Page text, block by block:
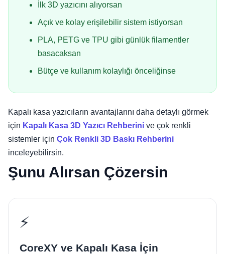
İlk 3D yazıcını alıyorsan
Açık ve kolay erişilebilir sistem istiyorsan
PLA, PETG ve TPU gibi günlük filamentler
basacaksan
Bütçe ve kullanım kolaylığı önceliğinse
Kapalı kasa yazıcıların avantajlarını daha detaylı görmek
için Kapalı Kasa 3D Yazıcı Rehberini ve çok renkli
sistemler için Çok Renkli 3D Baskı Rehberini
inceleyebilirsin.
Şunu Alırsan Çözersin
⚡
CoreXY ve Kapalı Kasa İçin